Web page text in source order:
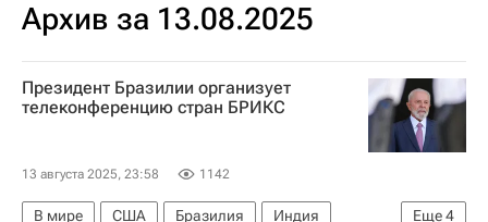
Архив за 13.08.2025
Президент Бразилии организует
телеконференцию стран БРИКС
13 августа 2025, 23:58 1142
Еще4
В мире США Бразилия
Индия